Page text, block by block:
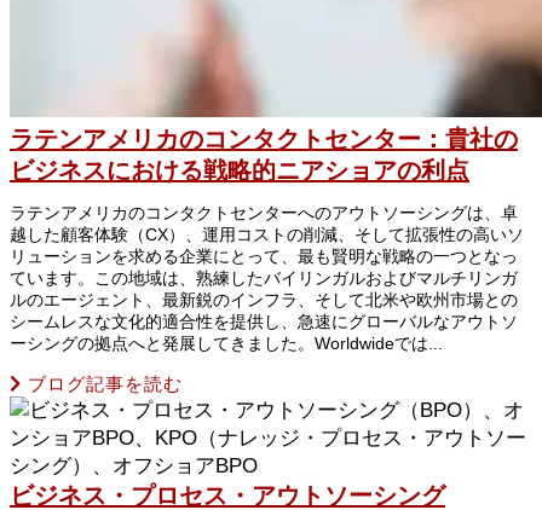
ラテンアメリカのコンタクトセンター：貴社の
ビジネスにおける戦略的ニアショアの利点
ラテンアメリカのコンタクトセンターへのアウトソーシングは、卓
越した顧客体験（CX）、運用コストの削減、そして拡張性の高いソ
リューションを求める企業にとって、最も賢明な戦略の一つとなっ
ています。この地域は、熟練したバイリンガルおよびマルチリンガ
ルのエージェント、最新鋭のインフラ、そして北米や欧州市場との
シームレスな文化的適合性を提供し、急速にグローバルなアウトソ
ーシングの拠点へと発展してきました。Worldwideでは...
ブログ記事を読む
ビジネス・プロセス・アウトソーシング